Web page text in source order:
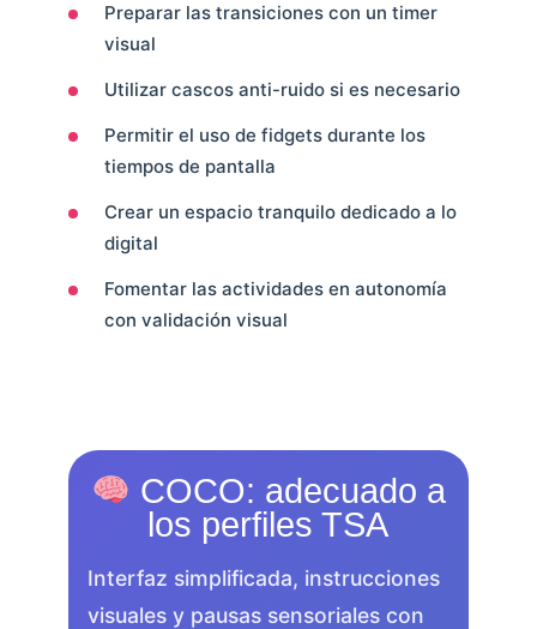
Preparar las transiciones con un timer
visual
Utilizar cascos anti-ruido si es necesario
Permitir el uso de fidgets durante los
tiempos de pantalla
Crear un espacio tranquilo dedicado a lo
digital
Fomentar las actividades en autonomía
con validación visual
COCO: adecuado a
los perfiles TSA
Interfaz simplificada, instrucciones
visuales y pausas sensoriales con